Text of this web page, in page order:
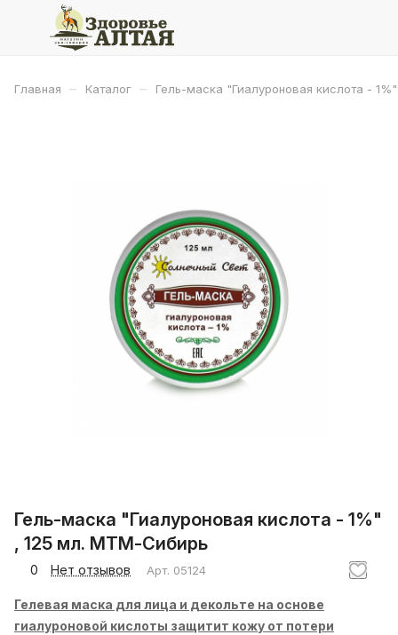
Главная – Каталог – Гель-маска "Гиалуроновая кислота -
Гель-маска "Гиалуроновая кислота - 1%"
, 125 мл. МТМ-Сибирь
0 Нет отзывов Арт. 05124
Гелевая маска для лица и декольте на основе
гиалуроновой кислоты защитит кожу от потери